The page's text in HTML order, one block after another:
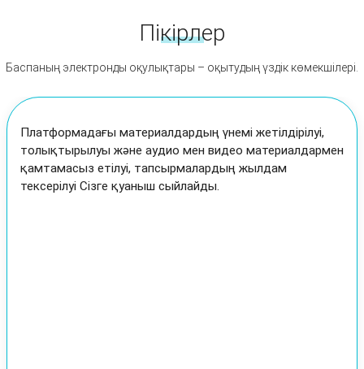
Пікірлер
Баспаның электронды оқулықтары – оқытудың үздік көмекшілері.
Басты ұнаған жағын атап өтсек: әр баланың қабілеті
мен қызығушылығын ескере отырып, тапсырмалар
беру мүмкіндігі ойластырылған.